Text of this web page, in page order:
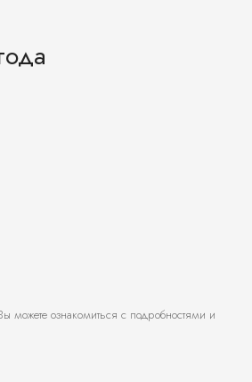
можете ознакомиться с подробностями и